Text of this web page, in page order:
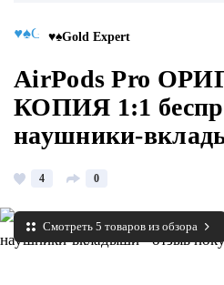
♥♠Gold Expert
AirPods Pro
КОПИЯ 1:1
наушники-
4 0
Смотреть 5 товаров из обзора